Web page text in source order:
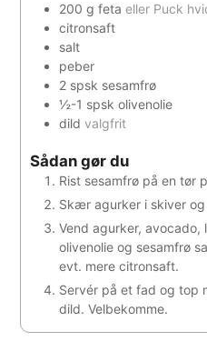
200 g feta eller Puck
citronsaft
salt
peber
2 spsk sesamfrø
½-1 spsk olivenolie
dild valgfrit
Sådan gør du
Rist sesamfrø på en tør
Skær agurker i skiver
Vend agurker,
olivenolie og sesamfrø
evt. mere citronsaft.
Servér på et fad og top
dild. Velbekomme.